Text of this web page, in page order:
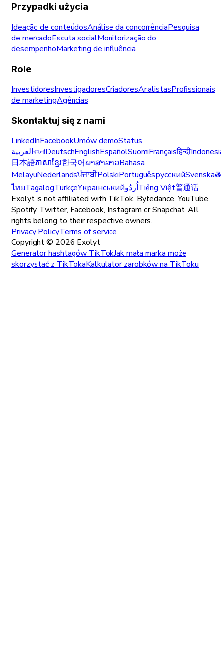
Przypadki użycia
Ideação de conteúdosAnálise da concorrênciaPesquisa
de mercadoEscuta socialMonitorização do
desempenhoMarketing de influência
Role
InvestidoresInvestigadoresCriadoresAnalistasProfissionais
de marketingAgências
Skontaktuj się z nami
LinkedInFacebookUmów demoStatus
العربيةবাংলাDeutschEnglishEspañolSuomiFrançaisहिन्दी
日本語ភាសាខ្មែរ한국어ພາສາລາວBahasa
MelayuNederlandsਪੰਜਾਬੀPolskiPortuguêsрусскийSvenska
ไทยTagalogTürkçeYкраїнськийاُردُوTiếng Việt普通话
Exolyt is not affiliated with TikTok, Bytedance, YouTube,
Spotify, Twitter, Facebook, Instagram or Snapchat. All
rights belong to their respective owners.
Privacy PolicyTerms of service
Copyright © 2026 Exolyt
Generator hashtagów TikTokJak mała marka może
skorzystać z TikTokaKalkulator zarobków na TikToku